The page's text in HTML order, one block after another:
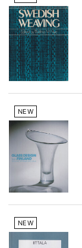
NEW
NEW